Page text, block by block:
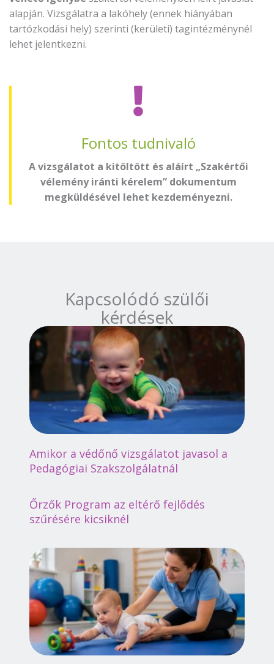
alapján. Vizsgálatra a lakóhely (ennek hiányában
tartózkodási hely) szerinti (kerületi) tagintézménynél
lehet jelentkezni.
Fontos tudnivaló
A vizsgálatot a kitöltött és aláírt „Szakértői
vélemény iránti kérelem” dokumentum
megküldésével lehet kezdeményezni.
Kapcsolódó szülői
kérdések
Amikor a védőnő vizsgálatot javasol a
Pedagógiai Szakszolgálatnál
Őrzők Program az eltérő fejlődés
szűrésére kicsiknél